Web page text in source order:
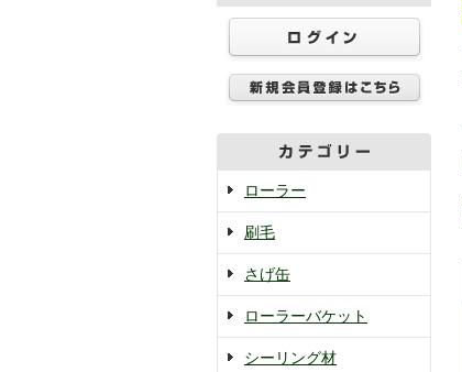
ローラー
刷毛
さげ缶
ローラーバケット
シーリング材